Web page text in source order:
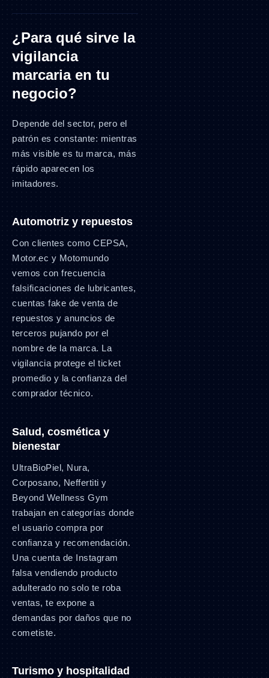
¿Para qué sirve la
vigilancia
marcaria en tu
negocio?
Depende del sector, pero el
patrón es constante: mientras
más visible es tu marca, más
rápido aparecen los
imitadores.
Automotriz y repuestos
Con clientes como CEPSA,
Motor.ec y Motomundo
vemos con frecuencia
falsificaciones de lubricantes,
cuentas fake de venta de
repuestos y anuncios de
terceros pujando por el
nombre de la marca. La
vigilancia protege el ticket
promedio y la confianza del
comprador técnico.
Salud, cosmética y
bienestar
UltraBioPiel, Nura,
Corposano, Neffertiti y
Beyond Wellness Gym
trabajan en categorías donde
el usuario compra por
confianza y recomendación.
Una cuenta de Instagram
falsa vendiendo producto
adulterado no solo te roba
ventas, te expone a
demandas por daños que no
cometiste.
Turismo y hospitalidad